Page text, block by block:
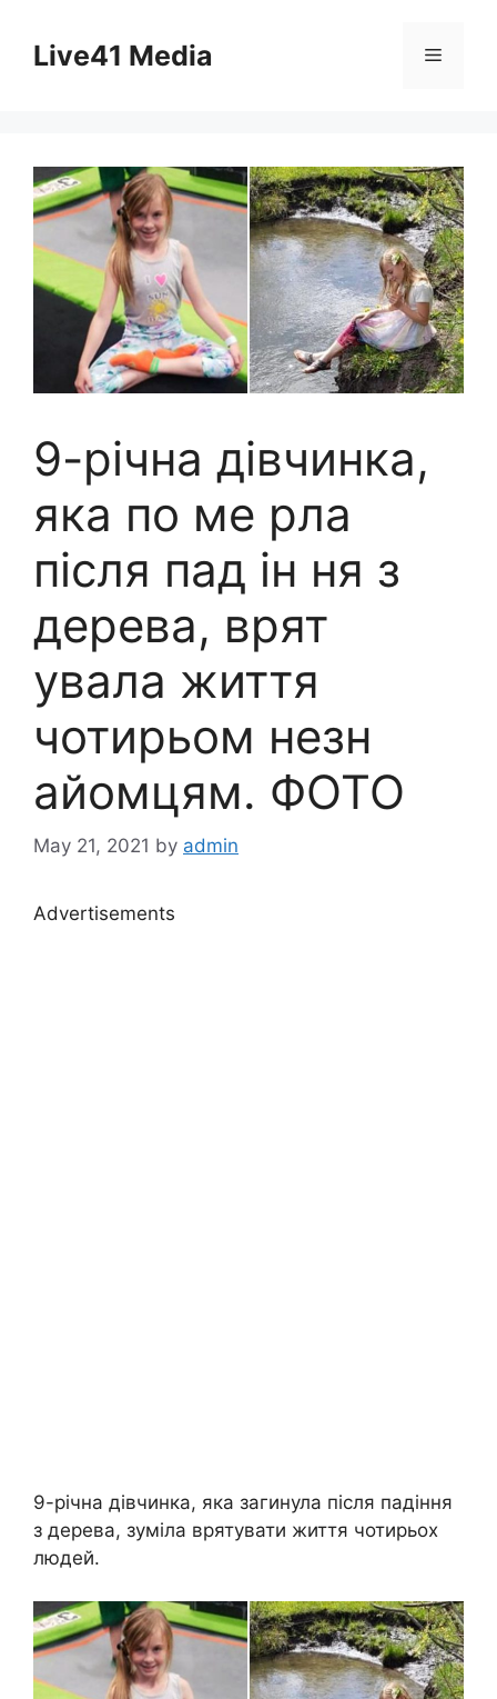
contentLive41 Media Menu
9-річна дівчинка,
яка по ме рла
після пад ін ня з
дерева, врят
увала життя
чотирьом незн
айомцям. ФОТО
May 21, 2021 by admin
Advertisements
9-річна дівчинка, яка загинула після падіння
з дерева, зуміла врятувати життя чотирьох
людей.